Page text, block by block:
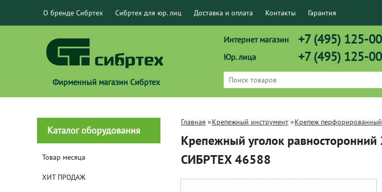
О бренде Сибртех Сибртех для юр. лиц Доставка и оплата Контакты Гарантия
Фирменный магазин Сибртех
Интернет магазин +7 (495) 125-
Юр. лица +7 (495) 125-
Каталог оборудования
Товар месяца
ХИТ ПРОДАЖ
Главная »Крепежный инструмент »Крепеж перфорированный
Крепежный уголок
СИБРТЕХ 46588